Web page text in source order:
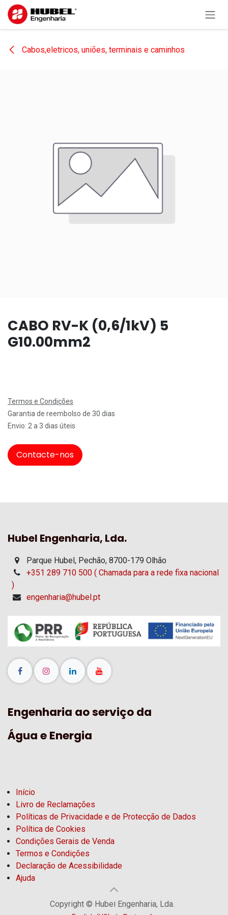
Pular para o conteúdo
Cabos,eletricos, uniões, terminais e caminhos
CABO RV-K (0,6/1kV) 5
G10.00mm2
Termos e Condições
Garantia de reembolso de 30 dias
Envio: 2 a 3 dias úteis
Contacte-nos
Hubel Engenharia, Lda.
Parque Hubel, Pechão, 8700-179 Olhão
+351 289 710 500 ( Chamada para a rede fixa nacional
)
engenharia@hubel.pt
Engenharia ao serviço da
Água e Energia
Início
Livro de Reclamações
Políticas de Privacidade e de Protecção de Dados
Política de Cookies
Condições Gerais de Venda
Termos e Condições
Declaração de Acessibilidade
Ajuda
Copyright © Hubel Engenharia, Lda.